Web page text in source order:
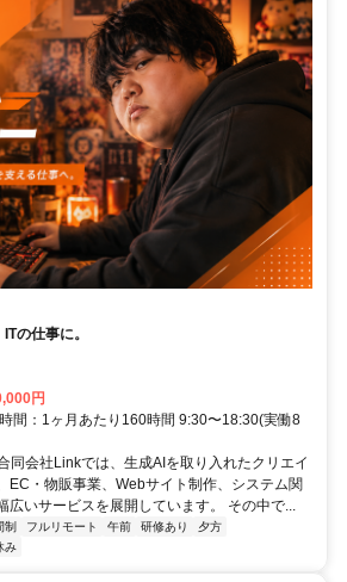
の仕事に。
円
間：1ヶ月あたり160時間 9:30〜18:30(実働8
同会社Linkでは、生成AIを取り入れたクリエイ
EC・物販事業、Webサイト制作、システム関
広いサービスを展開しています。 その中で...
制 フルリモート 午前 研修あり
夕方
み